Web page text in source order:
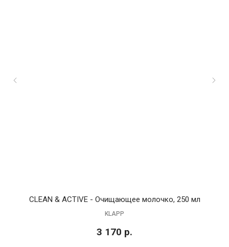
CLEAN & ACTIVE - Очищающее молочко, 250 мл
KLAPP
3 170 р.